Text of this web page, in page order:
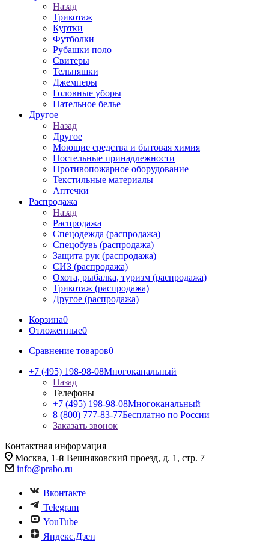
Назад
Трикотаж
Куртки
Футболки
Рубашки поло
Свитеры
Тельняшки
Джемперы
Головные уборы
Нательное белье
Другое
Назад
Другое
Моющие средства и бытовая химия
Постельные принадлежности
Противопожарное оборудование
Текстильные материалы
Аптечки
Распродажа
Назад
Распродажа
Спецодежда (распродажа)
Спецобувь (распродажа)
Защита рук (распродажа)
СИЗ (распродажа)
Охота, рыбалка, туризм (распродажа)
Трикотаж (распродажа)
Другое (распродажа)
Корзина0
Отложенные0
Сравнение товаров0
+7 (495) 198-98-08Многоканальный
Назад
Телефоны
+7 (495) 198-98-08Многоканальный
8 (800) 777-83-77Бесплатно по России
Заказать звонок
Контактная информация
Москва, 1-й Вешняковский проезд, д. 1, стр. 7
info@prabo.ru
Вконтакте
Telegram
YouTube
Яндекс.Дзен